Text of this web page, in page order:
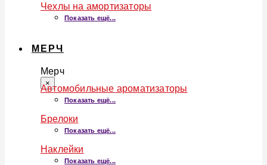
Чехлы на амортизаторы
Показать ещё...
МЕРЧ
Мерч
×
Автомобильные ароматизаторы
Показать ещё...
Брелоки
Показать ещё...
Наклейки
Показать ещё...